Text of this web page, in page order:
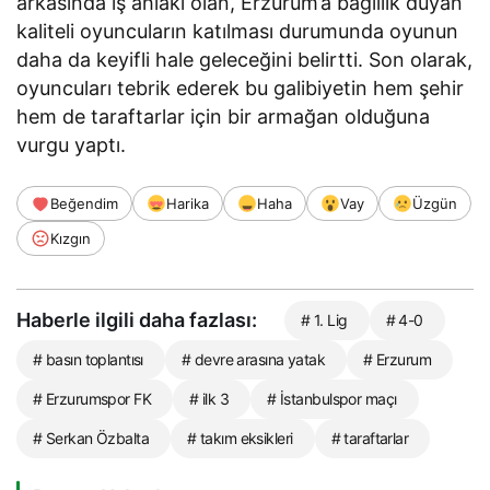
kaliteli oyuncuların katılması durumunda oyunun
daha da keyifli hale geleceğini belirtti. Son olarak,
oyuncuları tebrik ederek bu galibiyetin hem şehir
hem de taraftarlar için bir armağan olduğuna
vurgu yaptı.
Beğendim Harika Haha Vay
Üzgün
Kızgın
Haberle ilgili daha fazlası: # 1. Lig # 4-0
# basın toplantısı # devre arasına yatak # Erzurum
# Erzurumspor FK # ilk 3 # İstanbulspor maçı
# Serkan Özbalta # takım eksikleri # taraftarlar